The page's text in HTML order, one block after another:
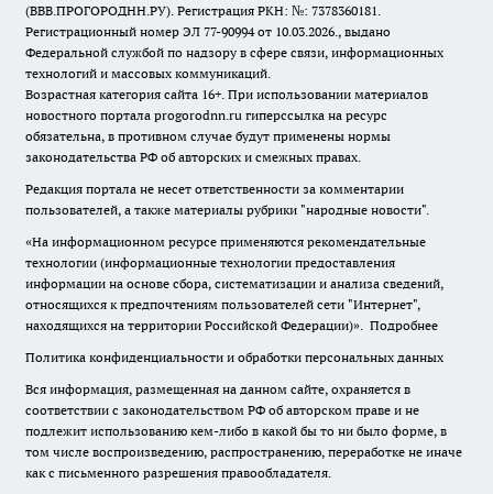
(ВВВ.ПРОГОРОДНН.РУ). Регистрация РКН: №: 7378360181.
Регистрационный номер ЭЛ 77-90994 от 10.03.2026., выдано
Федеральной службой по надзору в сфере связи, информационных
технологий и массовых коммуникаций.
Возрастная категория сайта 16+. При использовании материалов
новостного портала progorodnn.ru гиперссылка на ресурс
обязательна, в противном случае будут применены нормы
законодательства РФ об авторских и смежных правах.
Редакция портала не несет ответственности за комментарии
пользователей, а также материалы рубрики "народные новости".
«На информационном ресурсе применяются рекомендательные
технологии (информационные технологии предоставления
информации на основе сбора, систематизации и анализа сведений,
относящихся к предпочтениям пользователей сети "Интернет",
находящихся на территории Российской Федерации)». Подробнее
Политика конфиденциальности и обработки персональных данных
Вся информация, размещенная на данном сайте, охраняется в
соответствии с законодательством РФ об авторском праве и не
подлежит использованию кем-либо в какой бы то ни было форме, в
том числе воспроизведению, распространению, переработке не иначе
как с письменного разрешения правообладателя.